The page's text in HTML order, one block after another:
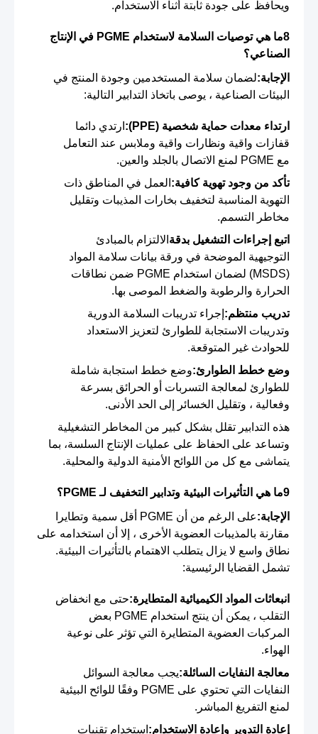
ويحافظ على جودة ثابتة أثناء الاستخدام.
8ما هي توصيات السلامة لاستخدام PGME في الإنتاج
الصناعي؟
الإجابة:لضمان سلامة المستخدمين وجودة المنتج في
البيئات الصناعية ، يوصى باتخاذ التدابير التالية:
ارتداء معدات حماية شخصية (PPE):
ارتدي دائما
قفازات واقية ونظارات واقية وملابس عند التعامل
مع PGME لمنع الاتصال بالجلد والعين.
تأكد من وجود تهوية كافية: العمل في المناطق ذات
التهوية المناسبة لتخفيف بخارات المذيبات وتقليل
مخاطر التسمم.
اتبع إجراءات التشغيل بدقة الالتزام بالمبادئ
التوجيهية الموضحة في ورقة بيانات سلامة المواد
(MSDS) لضمان استخدام PGME ضمن نطاقات
الحرارة والرطوبة والضغط الموصى بها.
تدريب منتظم: إجراء تدريبات السلامة الدورية
وتدريبات الاستجابة للطوارئ لتعزيز الاستعداد
للحوادث غير المتوقعة.
وضع خطط الطوارئ:وضع خطط استجابة شاملة
للطوارئ لمعالجة التسربات أو الحرائق بسرعة
وفعالية ، وتقليل الخسائر إلى الحد الأدنى.
هذه التدابير تقلل بشكل كبير من المخاطر التشغيلية
وتساعد على الحفاظ على عمليات الإنتاج السلسة، بما
يتماشى مع كل من اللوائح الأمنية الدولية والمحلية.
9ما هي التأثيرات البيئية وتدابير التخفيف لـ PGME؟
الإجابة:
على الرغم من أن PGME أقل سمية وتطايرا
مقارنة بالمذيبات العضوية الأخرى ، إلا أن استخدامه على
نطاق واسع لا يزال يتطلب الاهتمام بالتأثيرات البيئية.
تشمل القضايا الرئيسية:
انبعاثات المواد الكيميائية المتطايرة:حتى مع انخفاض
التقلب ، يمكن أن ينتج استخدام PGME بعض
المركبات العضوية المتطايرة التي تؤثر على نوعية
الهواء.
معالجة النفايات السائلة:يجب معالجة السوائل
النفايات التي تحتوي على PGME وفقًا للوائح البيئية
لمنع التفريغ المباشر.
إعادة التدوير وإعادة الاستخدام: استخدام تقنيات